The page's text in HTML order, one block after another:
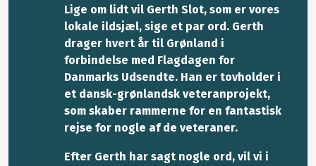
Lige om lidt vil Gerth Slot, som er vores
lokale ildsjæl, sige et par ord. Gerth
drager hvert år til Grønland i
forbindelse med Flagdagen for
Danmarks Udsendte. Han er tovholder i
et dansk-grønlandsk veteranprojekt,
som skaber rammerne for en fantastisk
rejse for nogle af de veteraner.
Efter Gerth har sagt nogle ord, vil vi i